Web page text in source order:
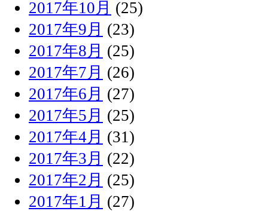
2017年10月 (25)
2017年9月 (23)
2017年8月 (25)
2017年7月 (26)
2017年6月 (27)
2017年5月 (25)
2017年4月 (31)
2017年3月 (22)
2017年2月 (25)
2017年1月 (27)